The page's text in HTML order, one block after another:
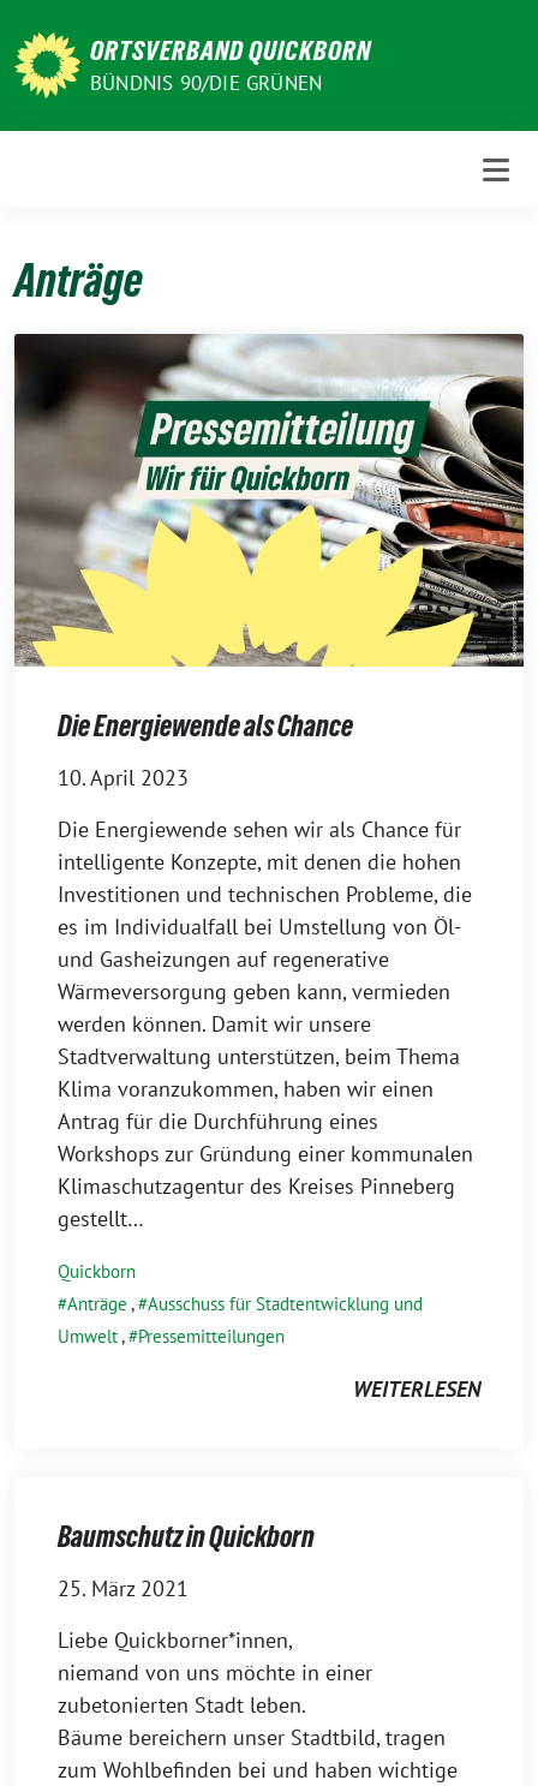
zum
Inhalt
ORTSVERBAND QUICKBORN
BÜNDNIS 90/DIE GRÜNEN
Anträge
Die Energiewende als Chance
10. April 2023
Die Energiewende sehen wir als Chance für
intelligente Konzepte, mit denen die hohen
Investitionen und technischen Probleme, die
es im Individualfall bei Umstellung von Öl-
und Gasheizungen auf regenerative
Wärmeversorgung geben kann, vermieden
werden können. Damit wir unsere
Stadtverwaltung unterstützen, beim Thema
Klima voranzukommen, haben wir einen
Antrag für die Durchführung eines
Workshops zur Gründung einer kommunalen
Klimaschutzagentur des Kreises Pinneberg
gestellt…
Quickborn
Anträge , Ausschuss für Stadtentwicklung und
Umwelt, Pressemitteilungen
WEITERLESEN
Baumschutz in Quickborn
25. März 2021
Liebe Quickborner*innen,
niemand von uns möchte in einer
zubetonierten Stadt leben.
Bäume bereichern unser Stadtbild, tragen
zum Wohlbefinden bei und haben wichtige